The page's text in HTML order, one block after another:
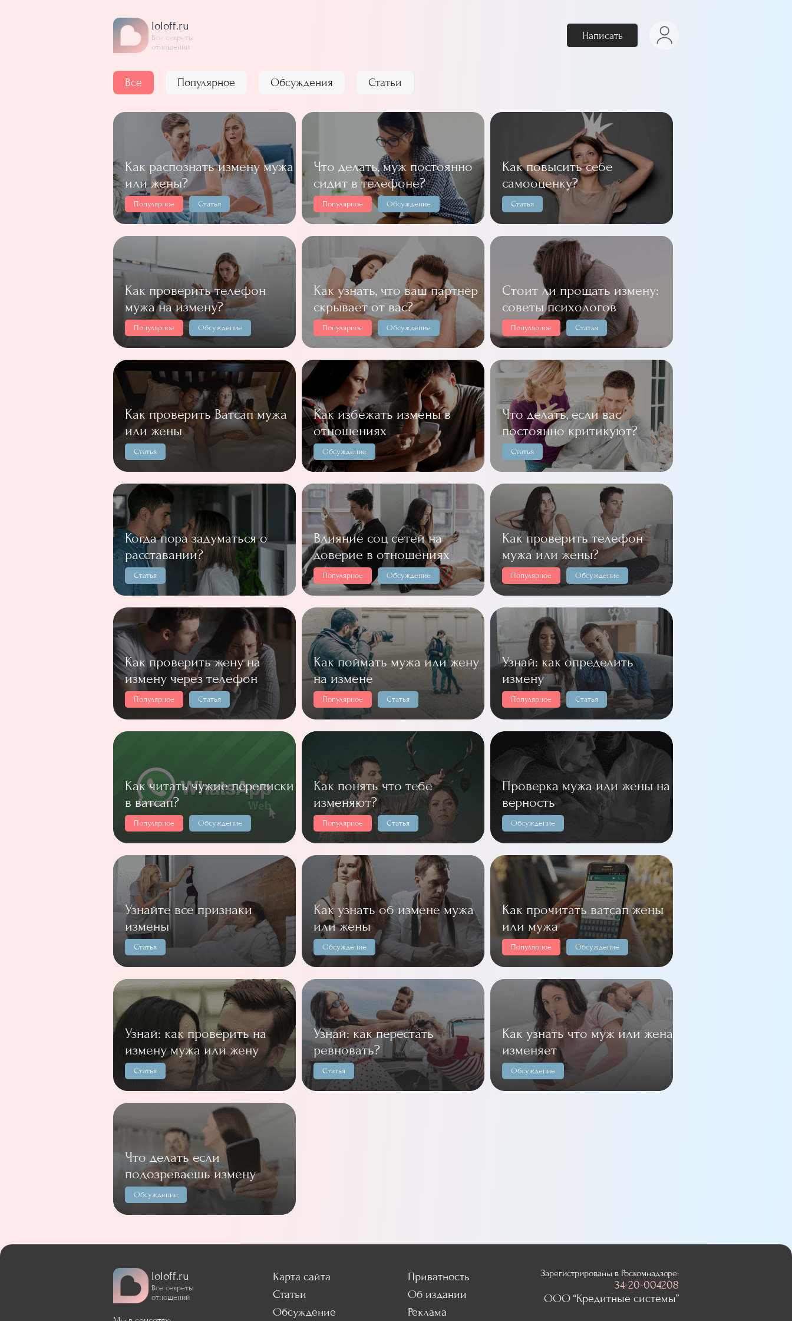
loloff.ru
Все секреты
отношений
Написать
Все Популярное Обсуждения Статьи
Как распознать измену мужа
или жены?
Популярное Статья
Что делать, муж постоянно
сидит в телефоне?
Популярное Обсуждение
Как повысить себе
самооценку?
Статья
Как проверить телефон
мужа на измену?
Популярное Обсуждение
Как узнать, что ваш партнёр
скрывает от вас?
Популярное Обсуждение
Стоит ли прощать измену:
советы психологов
Популярное Статья
Как проверить Ватсап мужа
или жены
Статья
Как избежать измены в
отношениях
Обсуждение
Что делать, если вас
постоянно критикуют?
Статья
Когда пора задуматься о
расставании?
Статья
Влияние соц сетей на
доверие в отношениях
Популярное Обсуждение
Как проверить телефон
мужа или жены?
Популярное Обсуждение
Как проверить жену на
измену через телефон
Популярное Статья
Как поймать мужа или жену
на измене
Популярное Статья
Узнай: как определить
измену
Популярное Статья
Как читать чужие переписки
в ватсап?
Популярное Обсуждение
Как понять что тебе
изменяют?
Популярное Статья
Проверка мужа или жены на
верность
Обсуждение
Узнайте все признаки
измены
Статья
Как узнать об измене мужа
или жены
Обсуждение
Как прочитать ватсап жены
или мужа
Популярное Обсуждение
Узнай: как проверить на
измену мужа или жену
Статья
Узнай: как перестать
ревновать?
Статья
Как узнать что муж или жена
изменяет
Обсуждение
Что делать если
подозреваешь измену
Обсуждение
loloff.ru
Все секреты
отношений
Карта сайта
Статьи
Обсуждение
Приватность
Об издании
Реклама
Зарегистрированы в Роскомнадзоре:
34-20-004208
ООО “Кредитные системы”